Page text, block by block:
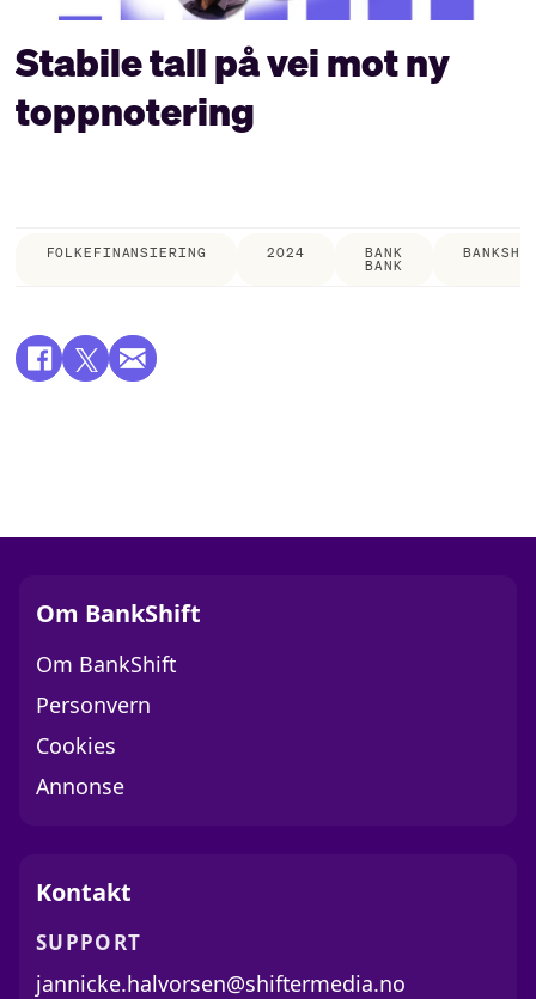
Stabile tall på vei mot ny
toppnotering
FOLKEFINANSIERING 2024 BANK
BANK
Om BankShift
Om BankShift
Personvern
Cookies
Annonse
Kontakt
SUPPORT
jannicke.halvorsen@shiftermedia.no